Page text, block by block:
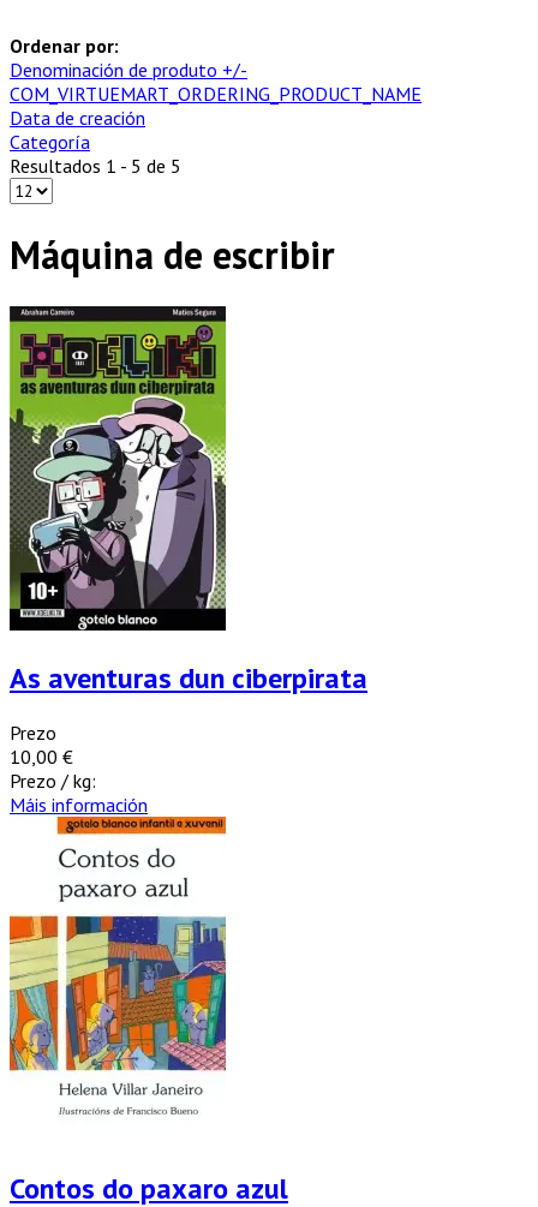
Ordenar por:
Denominación de produto +/-
COM_VIRTUEMART_ORDERING_PRODUCT_NAME
Data de creación
Categoría
Resultados 1 - 5 de 5
Máquina de escribir
As aventuras dun ciberpirata
Prezo
10,00 €
Prezo / kg:
Máis información
Contos do paxaro azul